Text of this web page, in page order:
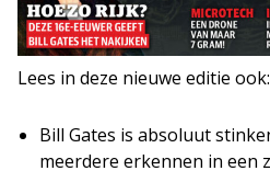
Lees in deze nieuwe editie ook:
Bill Gates is absoluut
meerdere erkennen in een